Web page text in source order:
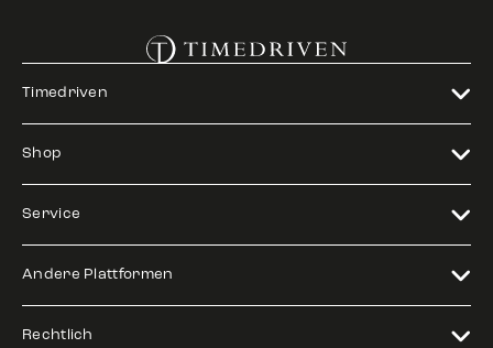
Timedriven
Shop
Service
Andere Plattformen
Rechtlich